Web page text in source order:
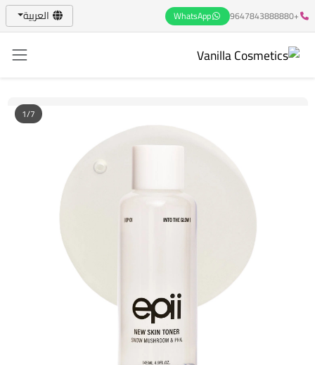
+9647843888880
WhatsApp العربية
1/7